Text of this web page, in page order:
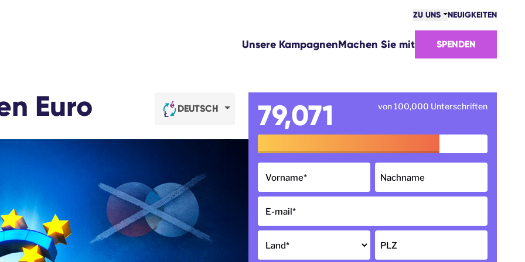
ZU UNS
ERFOLGE
WIE WIR UNS FINANZIEREN
KONTAKTE
NEUIGKEITEN
Unsere KampagnenMachen Sie mit SPENDEN
DEUTSCH
Euro 79,071 von 100,000 Unterschriften
Vorname* Nachname
E-mail*
Land* PLZ